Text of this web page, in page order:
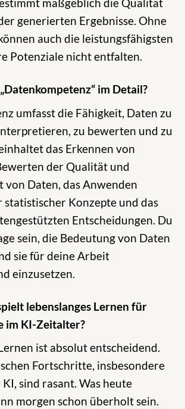
maßgeblich die Qualität
generierten Ergebnisse. Ohne
auch die leistungsfähigsten
Potenziale nicht entfalten.
im Detail?
umfasst die Fähigkeit, Daten zu
zu bewerten und zu
das Erkennen von
der Qualität und
von Daten, das Anwenden
statistischer Konzepte und das
Entscheidungen. Du
sein, die Bedeutung von Daten
sie für deine Arbeit
einzusetzen.
lebenslanges Lernen für
im KI-Zeitalter?
ist absolut entscheidend.
Fortschritte, insbesondere
sind rasant. Was heute
morgen schon überholt sein.